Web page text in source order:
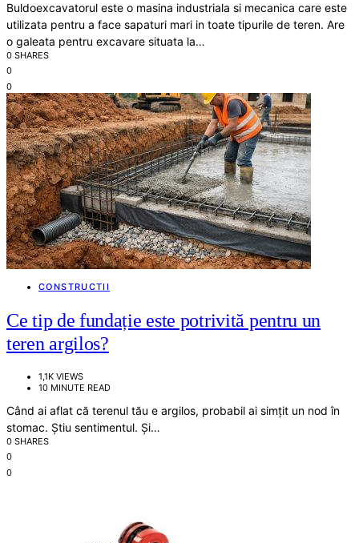
Buldoexcavatorul este o masina industriala si mecanica care este
utilizata pentru a face sapaturi mari in toate tipurile de teren. Are
o galeata pentru excavare situata la…
0 SHARES
0
0
CONSTRUCTII
Ce tip de fundație este potrivită pentru un
teren argilos?
1,1K VIEWS
10 MINUTE READ
Când ai aflat că terenul tău e argilos, probabil ai simțit un nod în
stomac. Știu sentimentul. Și…
0 SHARES
0
0